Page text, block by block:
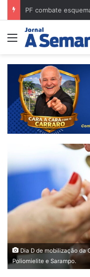
Menu
Dia D de mobilização da
Poliomielite e Sarampo.